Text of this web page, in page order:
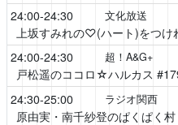
24:00-24:30 文化放送
上坂すみれの♡(ハート)をつけ
24:00-24:30 超！A&G+
戸松遥のココロ☆ハルカス
24:30-25:00 ラジオ関西
原由実・南千紗登のぱくぱく村